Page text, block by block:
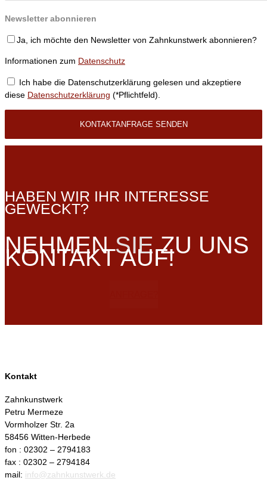
Newsletter abonnieren
Ja, ich möchte den Newsletter von Zahnkunstwerk abonnieren?
Informationen zum Datenschutz
Ich habe die Datenschutzerklärung gelesen und akzeptiere
diese Datenschutzerklärung (*Pflichtfeld).
HABEN WIR IHR INTERESSE
GEWECKT?
NEHMENSIEZU UNS
KONTAKT AUF!
Kontakt
Zahnkunstwerk
Petru Mermeze
Vormholzer Str. 2a
58456 Witten-Herbede
fon : 02302 – 2794183
fax : 02302 – 2794184
mail: info@zahnkunstwerk.de